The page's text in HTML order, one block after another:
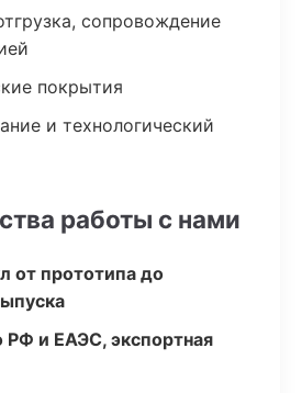
сопровождение
покрытия
и технологический
работы с нами
от прототипа до
РФ и ЕАЭС, экспортная